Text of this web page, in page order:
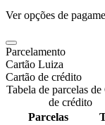
Ver opções de
Parcelamento
Cartão Luiza
Cartão de crédito
Tabela de parcelas de
de crédito
Parcelas